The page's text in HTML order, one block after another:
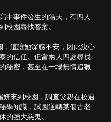
中事件發生的隔天，有四人
校園尋找答案。
這讓她深感不安，因此決心
的信任。但當兩人四處尋找
秘密，甚至在一場無情追獵
來到校園，調查父親在校過
學知識，試圖逆轉某個古老
的強大惡鬼。